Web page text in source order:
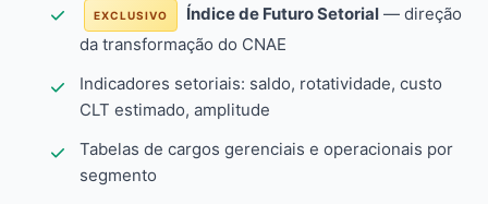
EXCLUSIVO Índice de Futuro Setorial — direção
da transformação do CNAE
Indicadores setoriais: saldo, rotatividade, custo
CLT estimado, amplitude
Tabelas de cargos gerenciais e operacionais por
segmento